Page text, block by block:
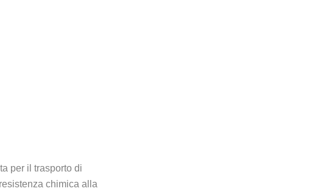
per il trasporto di
chimica alla